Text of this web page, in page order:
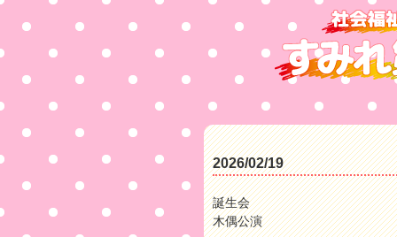
2026/02/19
誕生会
木偶公演